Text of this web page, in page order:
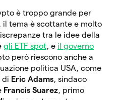
è troppo grande per
il tema è scottante e molto
tra le idee della
gli ETF spot, e il governo
però riescono anche a
politica USA, come
di Eric Adams, sindaco
Francis Suarez, primo